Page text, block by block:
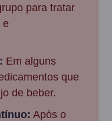
para tratar
e
Em alguns
que
de beber.
Após o